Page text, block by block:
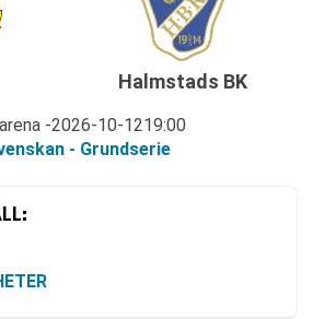
2026-10-1219:00
- Grundserie
Halmstads BK